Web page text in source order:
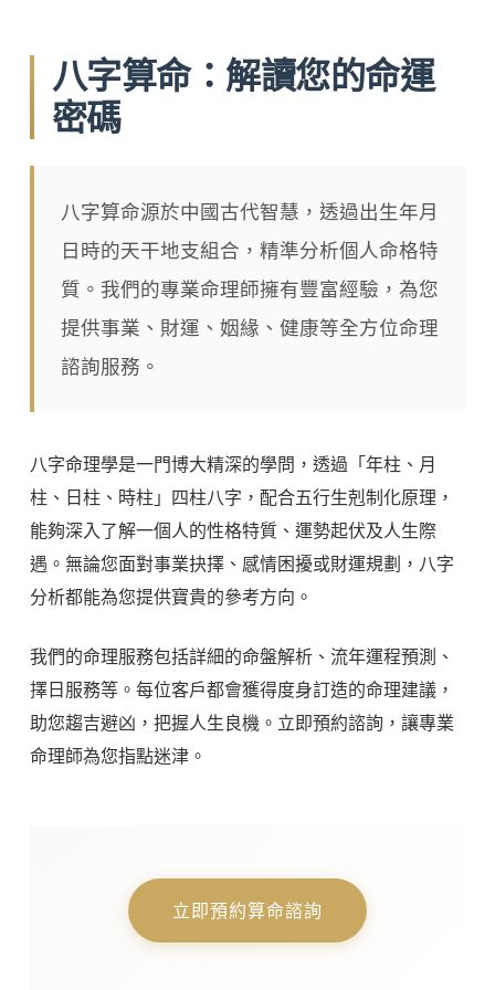
八字算命：解讀您的命運
密碼
八字算命源於中國古代智慧，透過出生年月
日時的天干地支組合，精準分析個人命格特
質。我們的專業命理師擁有豐富經驗，為您
提供事業、財運、姻緣、健康等全方位命理
諮詢服務。
八字命理學是一門博大精深的學問，透過「年柱、月
柱、日柱、時柱」四柱八字，配合五行生剋制化原理，
能夠深入了解一個人的性格特質、運勢起伏及人生際
遇。無論您面對事業抉擇、感情困擾或財運規劃，八字
分析都能為您提供寶貴的參考方向。
我們的命理服務包括詳細的命盤解析、流年運程預測、
擇日服務等。每位客戶都會獲得度身訂造的命理建議，
助您趨吉避凶，把握人生良機。立即預約諮詢，讓專業
命理師為您指點迷津。
立即預約算命諮詢